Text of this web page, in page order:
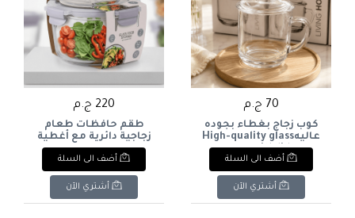
70 ج.م
كوب زجاج بغطاء بجوده
عاليهHigh-quality glass
cup with lid
أضف الى السلة
أشتري الآن
220 ج.م
طقم حافظات طعام
زجاجية دائرية مع أغطية
محكمة الإغلاق
(قطعتين). 2-Piece
Circular Glass Food
Storage Container Set
with Locking Lids.
أضف الى السلة
أشتري الآن